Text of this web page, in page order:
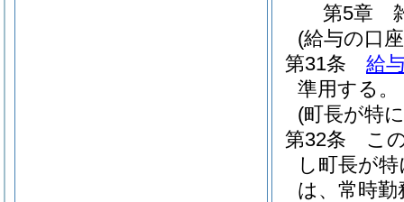
第5章
(給与の口
第31条
給
準用する。
(町長が特
第32条
こ
し町長が
は、常時